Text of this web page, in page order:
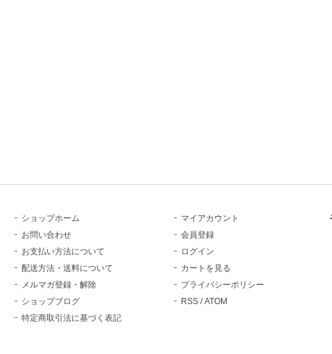
ショップホーム
お問い合わせ
お支払い方法について
配送方法・送料について
メルマガ登録・解除
ショップブログ
特定商取引法に基づく表記
マイアカウント
会員登録
ログイン
カートを見る
プライバシーポリシー
RSS /ATOM